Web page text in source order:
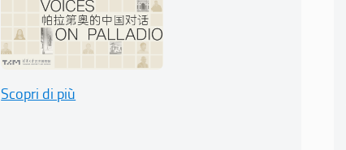
Scopri di più